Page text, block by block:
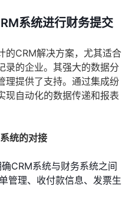
系统进行财务提交
的CRM解决方案，尤其适合
录的企业。其强大的数据分
理提供了支持。通过集成纷
现自动化的数据传递和报表
统的对接
CRM系统与财务系统之间
管理、收付款信息、发票生